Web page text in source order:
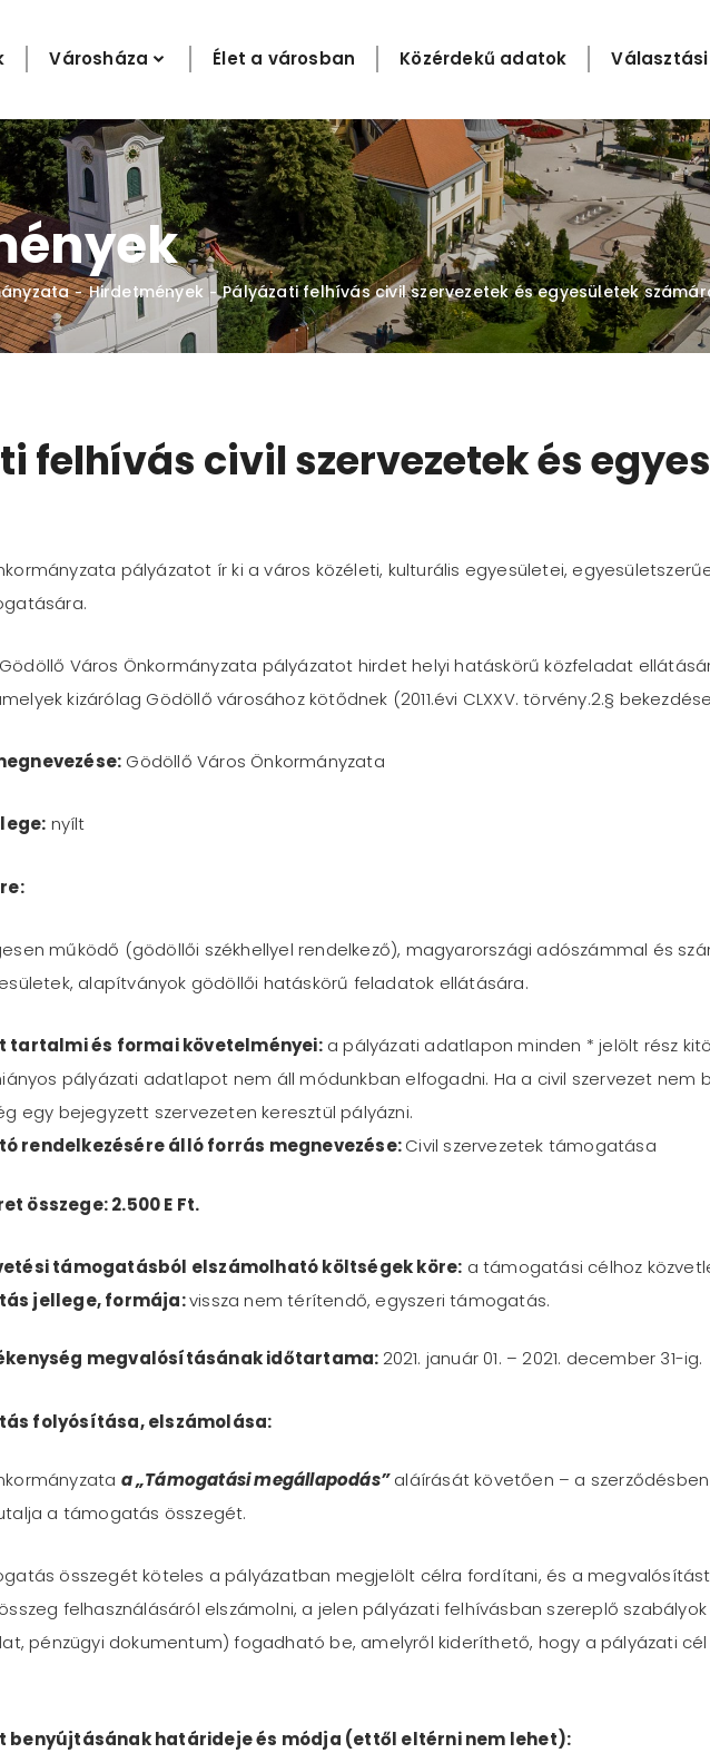
Városháza Élet a városban Közérdekű adatok
- Hirdetmények - Pályázati felhívás civil szervezetek és egyesületek
felhívás civil szervezetek és
pályázatot ír ki a város közéleti, kulturális egyesületei,
Város Önkormányzata pályázatot hirdet helyi hatáskörű közfeladat
kizárólag Gödöllő városához kötődnek (2011.évi CLXXV. törvény.2.§
Gödöllő Város Önkormányzata
nyílt
működő (gödöllői székhellyel rendelkező), magyarországi adószámmal és
alapítványok gödöllői hatáskörű feladatok ellátására.
tartalmi és formai követelményei:a pályázati adatlapon minden * jelölt rész
pályázati adatlapot nem áll módunkban elfogadni. Ha a civil szervezet nem
egy bejegyzett szervezeten keresztül pályázni.
rendelkezésére álló forrás megnevezése:Civil szervezetek támogatása
összege: 2.500 E Ft.
támogatásból elszámolható költségek köre: a támogatási célhoz
jellege, formája:vissza nem térítendő, egyszeri támogatás.
megvalósításának időtartama: 2021. január 01. – 2021. december 31-ig.
folyósítása, elszámolása:
a „Támogatási megállapodás”aláírását követően – a
a támogatás összegét.
összegét köteles a pályázatban megjelölt célra fordítani, és a
felhasználásáról elszámolni, a jelen pályázati felhívásban szereplő
pénzügyi dokumentum) fogadható be, amelyről kideríthető, hogy a pályázati
benyújtásának határideje és módja (ettől eltérni nem lehet):